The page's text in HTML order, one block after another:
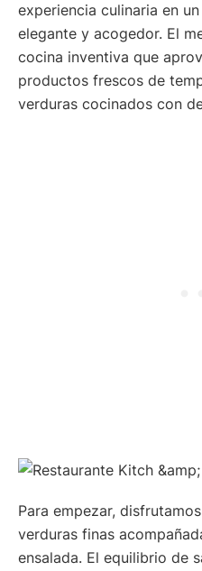
experiencia culinaria en
elegante y acogedor. El
cocina inventiva que
productos frescos de
verduras cocinados con
Para empezar,
verduras finas
ensalada. El equilibrio de